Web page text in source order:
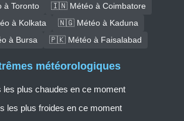
Toronto
🇮🇳 Météo à Coimbatore
à Kolkata
🇳🇬 Météo à Kaduna
à Bursa
🇵🇰 Météo à Faisalabad
météorologiques
les plus chaudes en ce moment
les plus froides en ce moment